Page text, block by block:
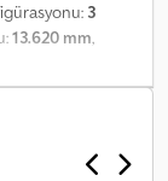
3
13.620 mm,
yüksekliği:
, lastik boyutu:
(XL kodu)
mm x 2.900 mm,